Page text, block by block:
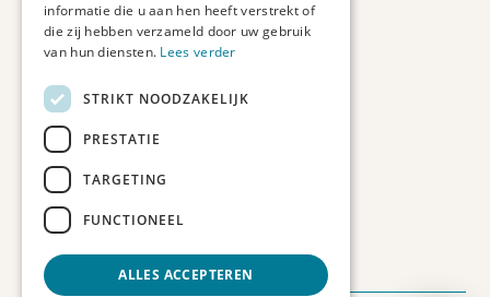
Etienne de Pinedaweg 34
3711 CH, Austerlitz
Nederland
info@fotoprintxl.nl
0343 78 58 00
KVK: 81960263
BTW: NL002708709B23
informatie die u aan hen heeft verstrekt of
die zij hebben verzameld door uw gebruik
van hun diensten. Lees verder
STRIKT NOODZAKELIJK
PRESTATIE
TARGETING
FUNCTIONEEL
ALLES ACCEPTEREN